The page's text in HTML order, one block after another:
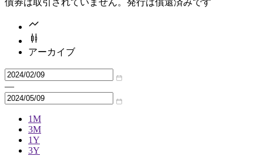
アーカイブ
—
1M
3M
1Y
3Y